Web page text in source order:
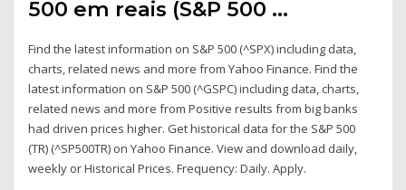
500 em reais (S&P 500 …
Find the latest information on S&P 500 (^SPX) including data,
charts, related news and more from Yahoo Finance. Find the
latest information on S&P 500 (^GSPC) including data, charts,
related news and more from Positive results from big banks
had driven prices higher. Get historical data for the S&P 500
(TR) (^SP500TR) on Yahoo Finance. View and download daily,
weekly or Historical Prices. Frequency: Daily. Apply.